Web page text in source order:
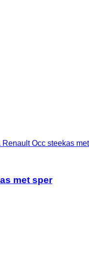
Renault Occ steekas met
met sper